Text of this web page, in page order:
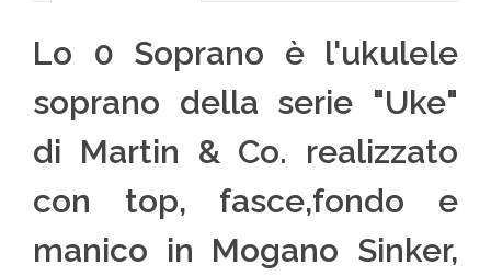
Lo 0 Soprano è l'ukulele
soprano della serie "Uke"
di Martin & Co. realizzato
con top, fasce,fondo e
manico in Mogano Sinker,